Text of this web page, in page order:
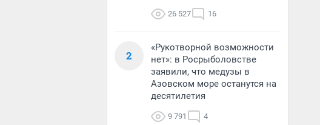
26 527 16
2
«Рукотворной возможности
нет»: в Росрыболовстве
заявили, что медузы в
Азовском море останутся на
десятилетия
9 791 4